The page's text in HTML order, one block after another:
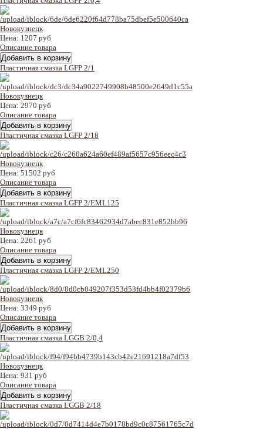
Цена: 1207 руб
Описание товара
Пластичная смазка LGFP 2/1
Цена: 2970 руб
Описание товара
Пластичная смазка LGFP 2/18
Цена: 51502 руб
Описание товара
Пластичная смазка LGFP 2/EML125
Цена: 2261 руб
Описание товара
Пластичная смазка LGFP 2/EML250
Цена: 3349 руб
Описание товара
Пластичная смазка LGGB 2/0,4
Цена: 931 руб
Описание товара
Пластичная смазка LGGB 2/18